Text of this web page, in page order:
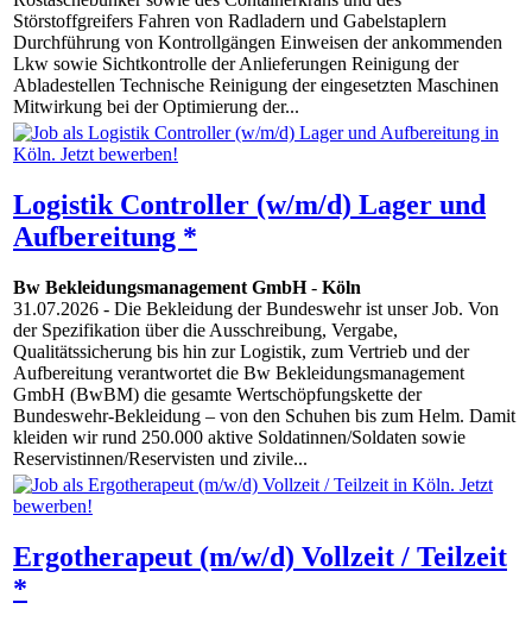
Störstoffgreifers Fahren von Radladern und Gabelstaplern
Durchführung von Kontrollgängen Einweisen der ankommenden
Lkw sowie Sichtkontrolle der Anlieferungen Reinigung der
Abladestellen Technische Reinigung der eingesetzten Maschinen
Mitwirkung bei der Optimierung der...
Logistik Controller (w/m/d) Lager und
Aufbereitung *
Bw Bekleidungsmanagement GmbH- Köln
31.07.2026 - Die Bekleidung der Bundeswehr ist unser Job. Von
der Spezifikation über die Ausschreibung, Vergabe,
Qualitätssicherung bis hin zur Logistik, zum Vertrieb und der
Aufbereitung verantwortet die Bw Bekleidungsmanagement
GmbH (BwBM) die gesamte Wertschöpfungskette der
Bundeswehr-Bekleidung – von den Schuhen bis zum Helm. Damit
kleiden wir rund 250.000 aktive Soldatinnen/Soldaten sowie
Reservistinnen/Reservisten und zivile...
Ergotherapeut (m/w/d) Vollzeit / Teilzeit
*